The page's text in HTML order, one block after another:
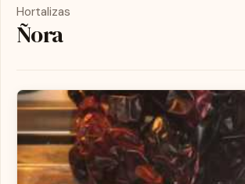
Hortalizas
Ñora